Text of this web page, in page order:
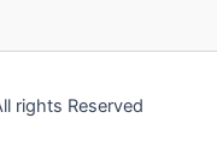
rights Reserved